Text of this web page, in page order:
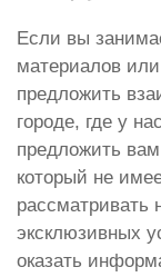
Если вы
материалов
предложить
городе, где у
предложить
который не
рассматривать
эксклюзивных
оказать